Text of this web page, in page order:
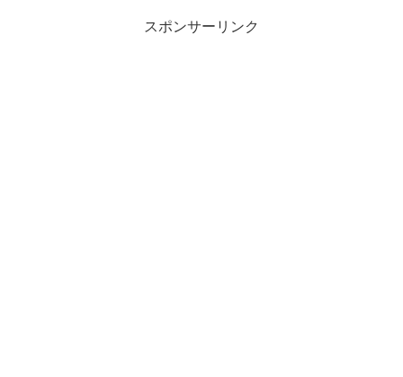
スポンサーリンク